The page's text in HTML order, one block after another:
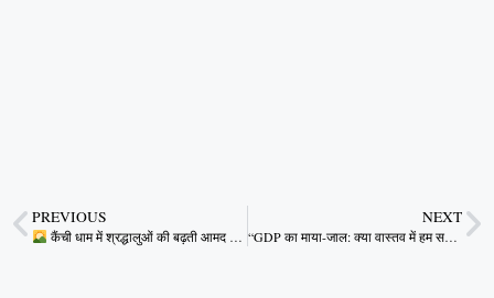
PREVIOUS
कैंची धाम में श्रद्धालुओं की बढ़ती आमद पर सतर्क प्रशासन
NEXT
“GDP का माया-जाल: क्या वास्तव में हम समृद्ध हो रहे हैं?”